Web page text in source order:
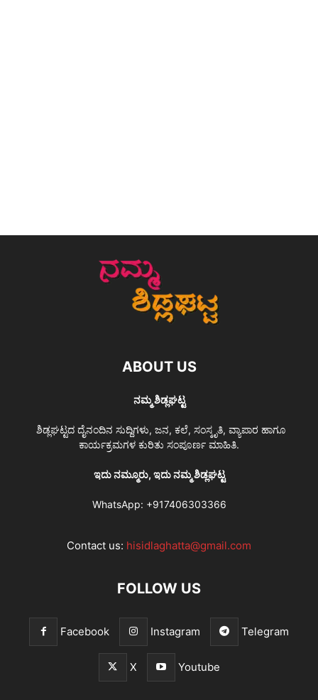
ABOUT US
ನಮ್ಮ ಶಿಡ್ಲಘಟ್ಟ
ಶಿಡ್ಲಘಟ್ಟದ ದೈನಂದಿನ ಸುದ್ದಿಗಳು, ಜನ, ಕಲೆ, ಸಂಸ್ಕೃತಿ, ವ್ಯಾಪಾರ ಹಾಗೂ
ಕಾರ್ಯಕ್ರಮಗಳ ಕುರಿತು ಸಂಪೂರ್ಣ ಮಾಹಿತಿ.
ಇದು ನಮ್ಮೂರು, ಇದು ನಮ್ಮ ಶಿಡ್ಲಘಟ್ಟ
WhatsApp: +917406303366
Contact us: hisidlaghatta@gmail.com
FOLLOW US
Facebook Instagram Telegram
X Youtube